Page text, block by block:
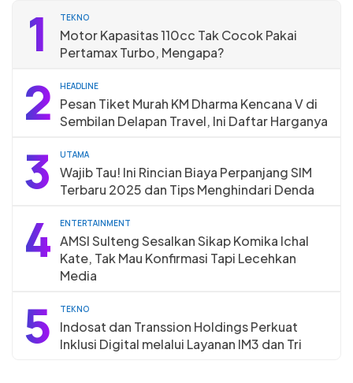
1 TEKNO
Motor Kapasitas 110cc Tak Cocok Pakai
Pertamax Turbo, Mengapa?
2 HEADLINE
Pesan Tiket Murah KM Dharma Kencana V di
Sembilan Delapan Travel, Ini Daftar Harganya
3 UTAMA
Wajib Tau! Ini Rincian Biaya Perpanjang SIM
Terbaru 2025 dan Tips Menghindari Denda
4 ENTERTAINMENT
AMSI Sulteng Sesalkan Sikap Komika Ichal
Kate, Tak Mau Konfirmasi Tapi Lecehkan
Media
5 TEKNO
Indosat dan Transsion Holdings Perkuat
Inklusi Digital melalui Layanan IM3 dan Tri